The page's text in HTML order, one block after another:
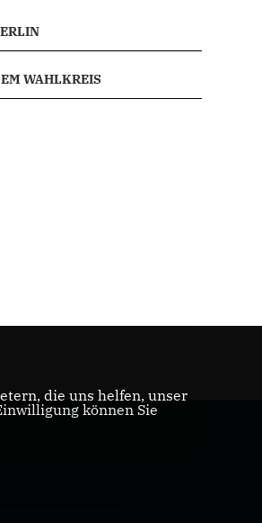
WAHLKREIS
die uns helfen, unser
können Sie